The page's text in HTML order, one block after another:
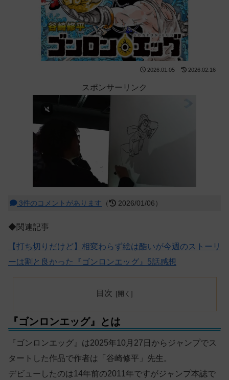
2026.01.05 2026.02.16
スポンサーリンク
3件のコメントがあります （ 2026/01/06）
◆関連記事
【打ち切りだけど】相変わらず絵は酷いが今週のストーリ
ーは割と良かった『ゴンロンエッグ』5話感想
目次
『ゴンロンエッグ』とは
『ゴンロンエッグ』は2025年10月27日からジャンプでス
タートした作品で作者は「谷崎修平」先生。
デビューしたのは14年前の2011年ですがジャンプ本誌で